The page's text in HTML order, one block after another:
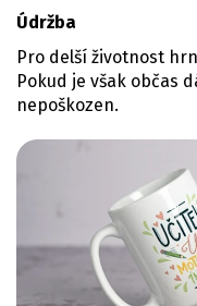
Údržba
Pro delší životnost
Pokud je však občas
nepoškozen.